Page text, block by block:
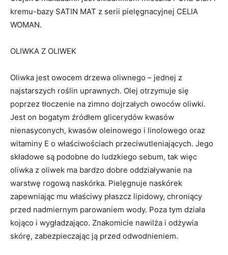
kremu-bazy SATIN MAT z serii pielęgnacyjnej CELIA
WOMAN.
OLIWKA Z OLIWEK
Oliwka jest owocem drzewa oliwnego – jednej z
najstarszych roślin uprawnych. Olej otrzymuje się
poprzez tłoczenie na zimno dojrzałych owoców oliwki.
Jest on bogatym źródłem glicerydów kwasów
nienasyconych, kwasów oleinowego i linolowego oraz
witaminy E o właściwościach przeciwutleniających. Jego
składowe są podobne do ludzkiego sebum, tak więc
oliwka z oliwek ma bardzo dobre oddziaływanie na
warstwę rogową naskórka. Pielęgnuje naskórek
zapewniając mu właściwy płaszcz lipidowy, chroniący
przed nadmiernym parowaniem wody. Poza tym działa
kojąco i wygładzająco. Znakomicie nawilża i odżywia
skórę, zabezpieczając ją przed odwodnieniem.